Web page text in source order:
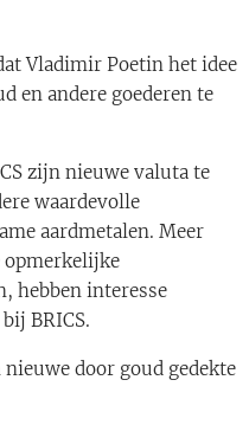
Vladimir Poetin het idee
en andere goederen te
zijn nieuwe valuta te
waardevolle
aardmetalen. Meer
opmerkelijke
hebben interesse
BRICS.
door goud gedekte